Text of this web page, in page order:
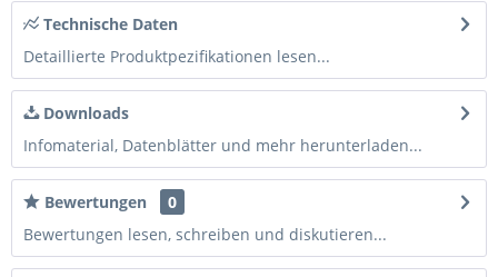
Technische Daten
Detaillierte Produktpezifikationen lesen...
Downloads
Infomaterial, Datenblätter und mehr herunterladen...
Bewertungen
0
Bewertungen lesen, schreiben und diskutieren...